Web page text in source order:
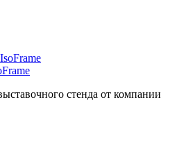
стенда от компании